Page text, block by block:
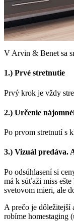
V Arvin & Benet sa
1.) Prvé stretnutie
Prvý krok je vždy
2.) Určenie
Po prvom stretnutí s
3.) Vizuál predáva.
Po odsúhlasení si
má k súťaži miss
svetovom mieri, ale
A prečo je dôležitejší
robíme homestaging